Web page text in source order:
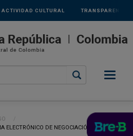
ACTIVIDAD CULTURAL TRANSPARENCIA
ELECTRÓNICO DE NEGOCIACIÓN (SEN)